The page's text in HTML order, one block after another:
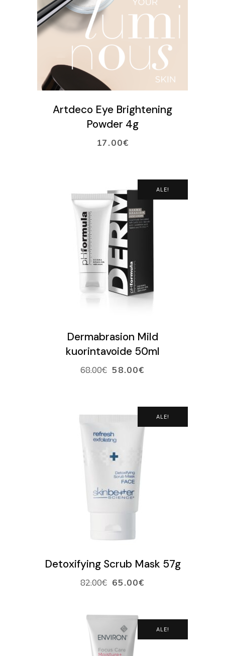
LISÄÄ OSTOSKORIIN
Artdeco Eye Brightening
Powder 4g
17.00€
ALE!
LISÄÄ OSTOSKORIIN
Dermabrasion Mild
kuorintavoide 50ml
68.00€ 58.00€
ALE!
LISÄÄ OSTOSKORIIN
Detoxifying Scrub Mask 57g
82.00€ 65.00€
ALE!